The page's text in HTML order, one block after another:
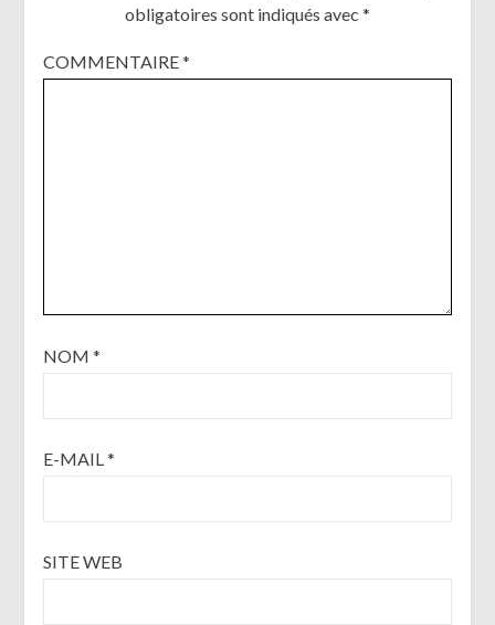
obligatoires sont indiqués avec *
COMMENTAIRE*
NOM *
E-MAIL *
SITE WEB